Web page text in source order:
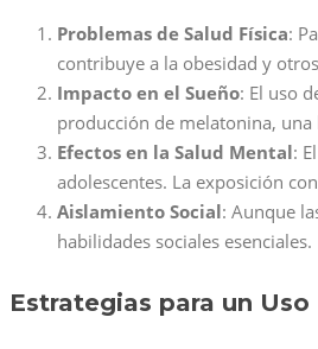
Problemas de Salud Física:
contribuye a la obesidad y
Impacto en el Sueño: El uso
producción de melatonina,
Efectos en la Salud Mental:
adolescentes. La exposición
Aislamiento Social: Aunque
habilidades sociales esenciales.
Estrategias para un